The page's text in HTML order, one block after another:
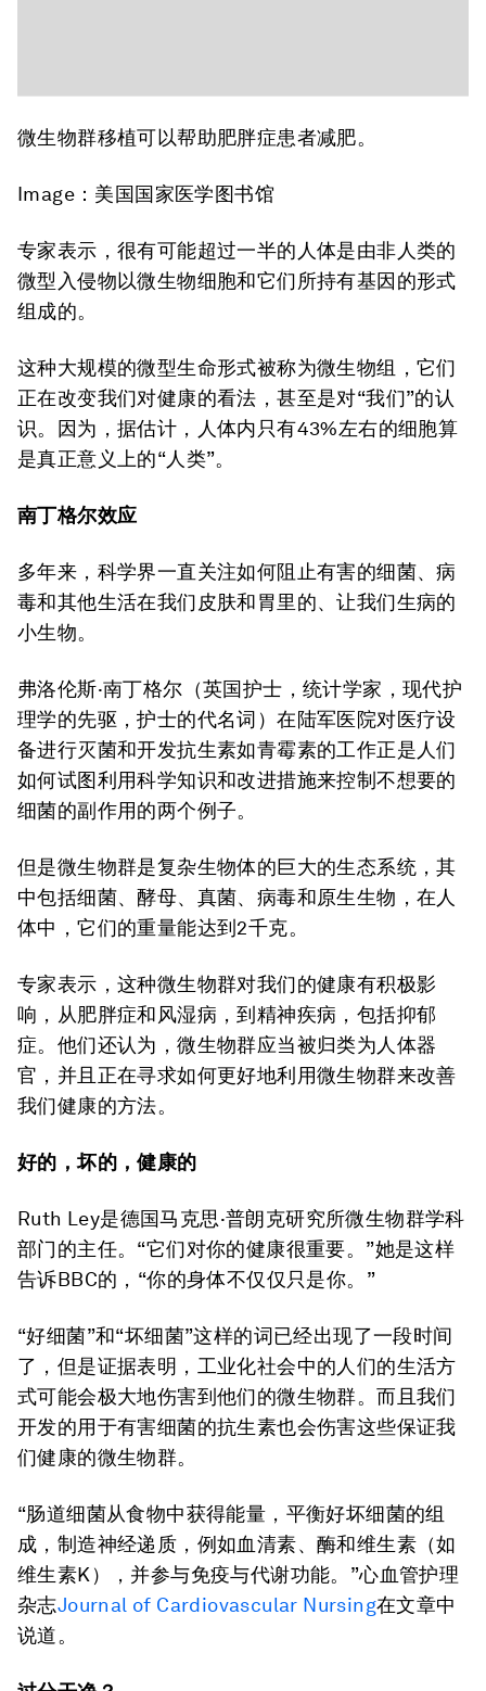
微生物群移植可以帮助肥胖症患者减肥。
Image：美国国家医学图书馆
专家表示，很有可能超过一半的人体是由非人类的
微型入侵物以微生物细胞和它们所持有基因的形式
组成的。
这种大规模的微型生命形式被称为微生物组，它们
正在改变我们对健康的看法，甚至是对“我们”的认
识。因为，据估计，人体内只有43%左右的细胞算
是真正意义上的“人类”。
南丁格尔效应
多年来，科学界一直关注如何阻止有害的细菌、病
毒和其他生活在我们皮肤和胃里的、让我们生病的
小生物。
弗洛伦斯·南丁格尔（英国护士，统计学家，现代护
理学的先驱，护士的代名词）在陆军医院对医疗设
备进行灭菌和开发抗生素如青霉素的工作正是人们
如何试图利用科学知识和改进措施来控制不想要的
细菌的副作用的两个例子。
但是微生物群是复杂生物体的巨大的生态系统，其
中包括细菌、酵母、真菌、病毒和原生生物，在人
体中，它们的重量能达到2千克。
专家表示，这种微生物群对我们的健康有积极影
响，从肥胖症和风湿病，到精神疾病，包括抑郁
症。他们还认为，微生物群应当被归类为人体器
官，并且正在寻求如何更好地利用微生物群来改善
我们健康的方法。
好的，坏的，健康的
Ruth Ley是德国马克思·普朗克研究所微生物群学科
部门的主任。“它们对你的健康很重要。”她是这样
告诉BBC的，“你的身体不仅仅只是你。”
“好细菌”和“坏细菌”这样的词已经出现了一段时间
了，但是证据表明，工业化社会中的人们的生活方
式可能会极大地伤害到他们的微生物群。而且我们
开发的用于有害细菌的抗生素也会伤害这些保证我
们健康的微生物群。
“肠道细菌从食物中获得能量，平衡好坏细菌的组
成，制造神经递质，例如血清素、酶和维生素（如
维生素K），并参与免疫与代谢功能。”心血管护理
杂志Journal of Cardiovascular Nursing在文章中
说道。